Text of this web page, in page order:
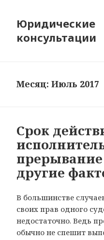
Юридические
консультации
Месяц:Июль 2017
Срок
прерывание
другие
В большинстве
своих прав одного
недостаточно. Ведь
обычно не спешит